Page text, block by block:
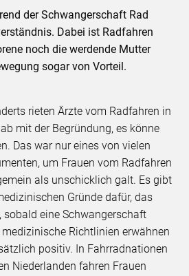
der Schwangerschaft Rad
Dabei ist Radfahren
noch die werdende Mutter
sogar von Vorteil.
rieten Ärzte vom Radfahren in
mit der Begründung, es könne
Das war nur eines von vielen
um Frauen vom Radfahren
als unschicklich galt. Es gibt
Gründe dafür, das
sobald eine Schwangerschaft
Richtlinien erwähnen
positiv. In Fahrradnationen
Niederlanden fahren Frauen